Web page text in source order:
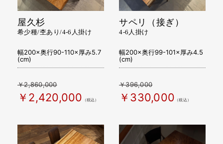
屋久杉
希少種/杢あり/4-6人掛け
幅200×奥行90-110×厚み5.7
(cm)
￥2,860,000
￥2,420,000 （税込）
サペリ（接ぎ）
4-6人掛け
幅200×奥行99-101×厚み4.5
(cm)
￥396,000
￥330,000 （税込）